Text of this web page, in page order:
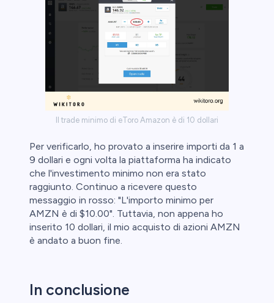
Il trade minimo di eToro Amazon è di 10 dollari
Per verificarlo, ho provato a inserire importi da 1 a
9 dollari e ogni volta la piattaforma ha indicato
che l'investimento minimo non era stato
raggiunto. Continuo a ricevere questo
messaggio in rosso: "L'importo minimo per
AMZN è di $10.00". Tuttavia, non appena ho
inserito 10 dollari, il mio acquisto di azioni AMZN
è andato a buon fine.
In conclusione